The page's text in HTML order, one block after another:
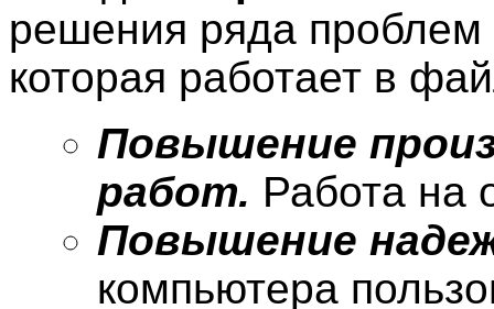
решения ряда
которая работает в
Повышение
работ. Работа на
Повышение
компьютера